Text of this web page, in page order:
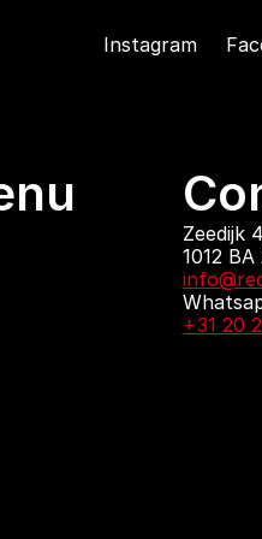
Instagram
Zeedijk
1012
+31 20